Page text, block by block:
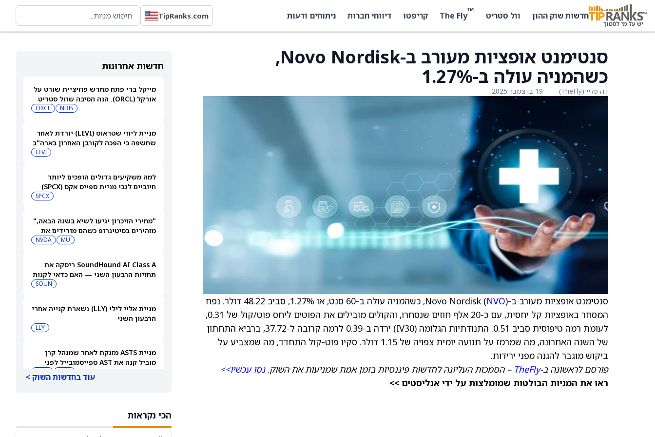
חדשות שוק ההון וול סטריט ™
The Fly קריפטו דיווחי חברות ניתוחים ודעות TipRanks.com
חדשות אחרונות
מייקל ברי פתח מחדש פוזיציית שורט על
אורקל (ORCL). הנה הסיבה שוול סטריט
NBIS
ORCL
מניית ליווי שטראוס (LEVI) יורדת לאחר
שחשפה כי הפכה לקורבן האחרון בארה"ב
LEVI
למה משקיעים גדולים הופכים ליותר
חיוביים לגבי מניית ספייס אקס (SPCX)
SPCX
"מחירי הזיכרון יגיעו לשיא בשנה הבאה,"
מזהירים בסיטיגרופ כשהם מורידים את
מחיר היעד של מניית מיקרון טכנולוג'י
MU
NVDA
SoundHound AI Class A ריסקה את
תחזיות הרבעון השני — האם כדאי לקנות
SOUN
מניית אליי לילי (LLY) נשארת קנייה אחרי
הרבעון השני
LLY
מניית ASTS מזנקת לאחר שמנהל קרן
מוביל קנה את AST ספייסמובייל לפני
יולי
עוד בחדשות השוק >
הכי נקראות
סנטימנט אופציות מעורב ב-Novo Nordisk,
כשהמניה עולה ב-1.27%
דה פליי (TheFly) 19 בדצמבר 2025
סנטימנט אופציות מעורב ב-Novo Nordisk ( NVO
), כשהמניה עולה ב-60 סנט, או 1.27%, סביב 48.22 דולר. נפח
המסחר באופציות קל יחסית, עם כ-20 אלף חוזים שנסחרו, והקולים מובילים את הפוטים ליחס פוט/קול של 0.31,
לעומת רמה טיפוסית סביב 0.51. התנודתיות הגלומה (IV30) ירדה ב-0.39 לרמה קרובה ל-37.72, ברביא התחתון
של השנה האחרונה, מה שמרמז על תנועה יומית צפויה של 1.15 דולר. סקיו פוט-קול התחדד, מה שמצביע על
ביקוש מוגבר להגנה מפני ירידות.
פורסם לראשונה ב-TheFly – הסמכות העליונה לחדשות פיננסיות בזמן אמת שמניעות את השוק.נסו עכשיו>>
ראו את המניות הבולטות שמומלצות על ידי אנליסטים >>